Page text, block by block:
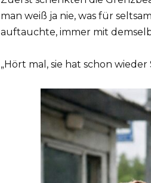
man weiß ja nie, was für
auftauchte, immer mit
„Hört mal, sie hat schon